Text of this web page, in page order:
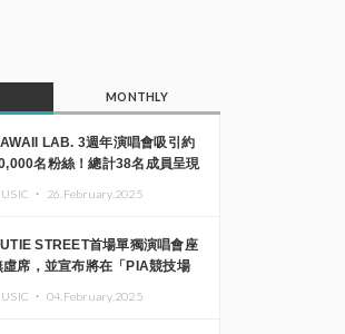
MONTHLY
LAB. 3週年演唱會吸引約
名粉絲！總計38名成員呈現
・ 26.February.2025
STREET首場單獨演唱會座
虛席，並宣布將在「PIA競技場
・ 04.February.2025